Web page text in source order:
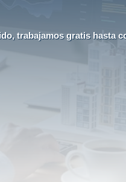
trabajamos gratis hasta